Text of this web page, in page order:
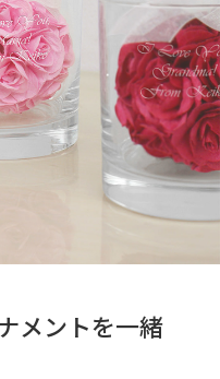
メントを一緒